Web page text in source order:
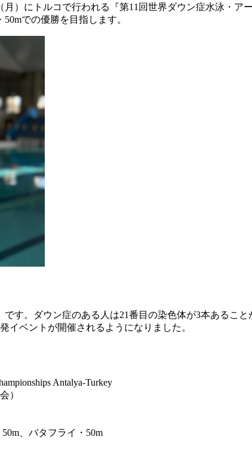
）にトルコで行われる『第11回世界ダウン症水泳・
での優勝を目指します。
す。ダウン症のある人は21番目の染色体が3本あるこ
イベントが開催されるようになりました。
Antalya-Turkey
）
、バタフライ・50m